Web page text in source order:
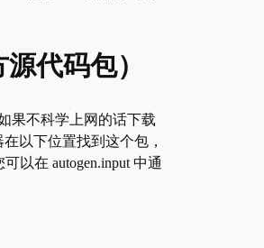
代码包）
果不科学上网的话下载
以下位置找到这个包，
以在 autogen.input 中通